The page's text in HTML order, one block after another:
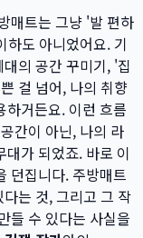
매트는 그냥 '발 편하
하도 아니었어요. 기
의 공간 꾸미기, '집
걸 넘어, 나의 취향
하거든요. 이런 흐름
간이 아닌, 나의 라
가 되었죠. 바로 이
던집니다. 주방매트
는 것, 그리고 그 작
들 수 있다는 사실을